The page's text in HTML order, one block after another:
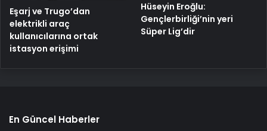
Eşarj ve Trugo’dan
elektrikli araç
kullanıcılarına ortak
istasyon erişimi
Hüseyin Eroğlu:
Gençlerbirliği’nin yeri
Süper Lig’dir
En Güncel Haberler